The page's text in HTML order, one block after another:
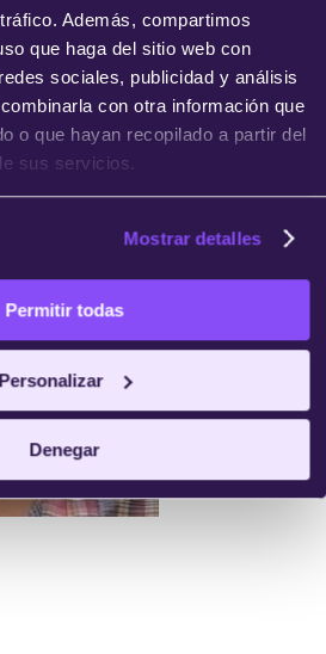
Además, compartimos
que haga del sitio web con
sociales, publicidad y análisis
con otra información que
o que hayan recopilado a partir del
sus servicios.
Mostrar detalles
Permitir todas
Personalizar
Denegar
Owner en IBERDROLA